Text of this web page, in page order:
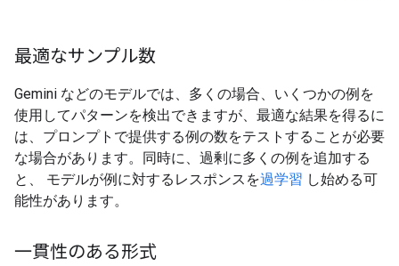
最適なサンプル数
Gemini などのモデルでは、多くの場合、いくつかの例を
使用してパターンを検出できますが、最適な結果を得るに
は、プロンプトで提供する例の数をテストすることが必要
な場合があります。同時に、過剰に多くの例を追加する
と、 モデルが例に対するレスポンスを過学習 し始める可
能性があります。
一貫性のある形式